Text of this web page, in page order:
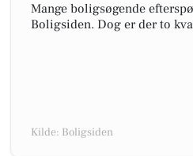
Mange boligsøgende
Boligsiden. Dog er der to
Kilde: Boligsiden